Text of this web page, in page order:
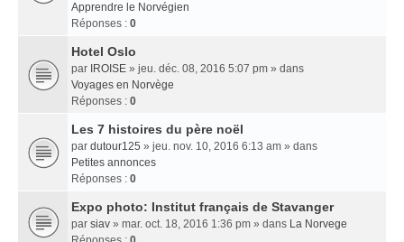
Apprendre le Norvégien
Réponses : 0
Hotel Oslo
par IROISE » jeu. déc. 08, 2016 5:07 pm » dans
Voyages en Norvège
Réponses : 0
Les 7 histoires du père noël
par dutour125 » jeu. nov. 10, 2016 6:13 am » dans
Petites annonces
Réponses : 0
Expo photo: Institut français de Stavanger
par siav » mar. oct. 18, 2016 1:36 pm » dans La Norvege